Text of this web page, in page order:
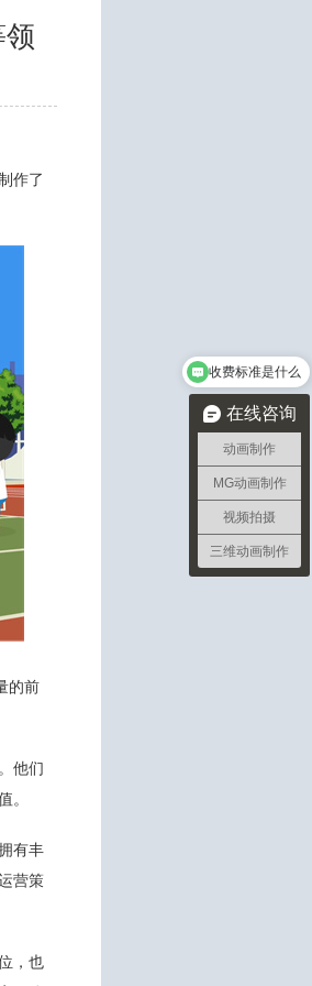
作了
的前
他们
。
有丰
营策
，也
在线咨询
动画制作
MG动画制作
视频拍摄
三维动画制作
收费标准是什么